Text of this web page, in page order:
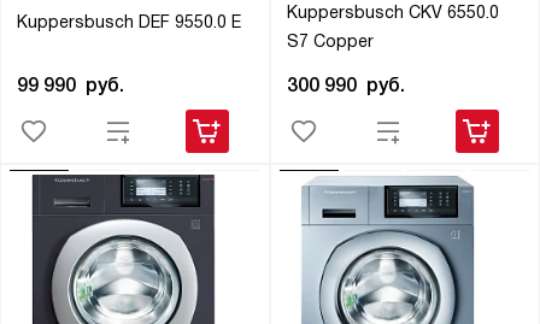
Kuppersbusch DEF 9550.0 E
99 990 руб.
Kuppersbusch CKV 6550.0
S7 Copper
300 990 руб.